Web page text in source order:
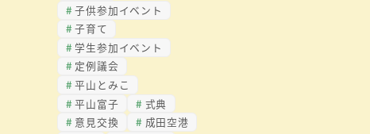
子供参加イベント
子育て
学生参加イベント
定例議会
平山とみこ
平山富子
式典
意見交換
成田空港